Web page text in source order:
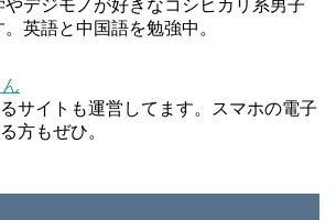
やデジモノが好きなコシヒカリ系男子
。英語と中国語を勉強中。
サイトも運営してます。スマホの電子
方もぜひ。